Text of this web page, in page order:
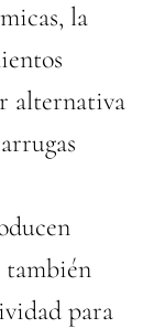
la
alternativa
también
para